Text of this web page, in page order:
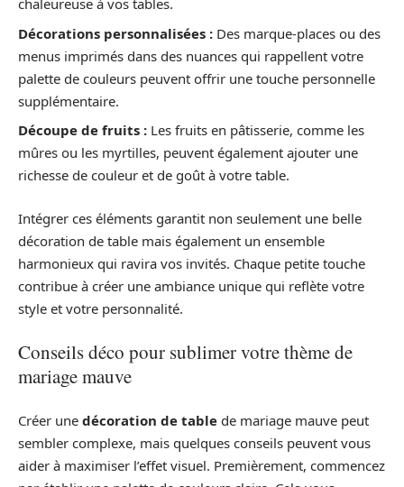
chaleureuse à vos tables.
Décorations personnalisées : Des marque-places ou des
menus imprimés dans des nuances qui rappellent votre
palette de couleurs peuvent offrir une touche personnelle
supplémentaire.
Découpe de fruits : Les fruits en pâtisserie, comme les
mûres ou les myrtilles, peuvent également ajouter une
richesse de couleur et de goût à votre table.
Intégrer ces éléments garantit non seulement une belle
décoration de table mais également un ensemble
harmonieux qui ravira vos invités. Chaque petite touche
contribue à créer une ambiance unique qui reflète votre
style et votre personnalité.
Conseils déco pour sublimer votre thème de
mariage mauve
Créer une décoration de table de mariage mauve peut
sembler complexe, mais quelques conseils peuvent vous
aider à maximiser l’effet visuel. Premièrement, commencez